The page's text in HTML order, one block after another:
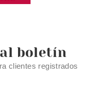
boletín
clientes registrados